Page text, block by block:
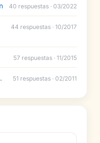
40 respuestas · 03/2022
44 respuestas · 10/2017
57 respuestas · 11/2015
51 respuestas · 02/2011